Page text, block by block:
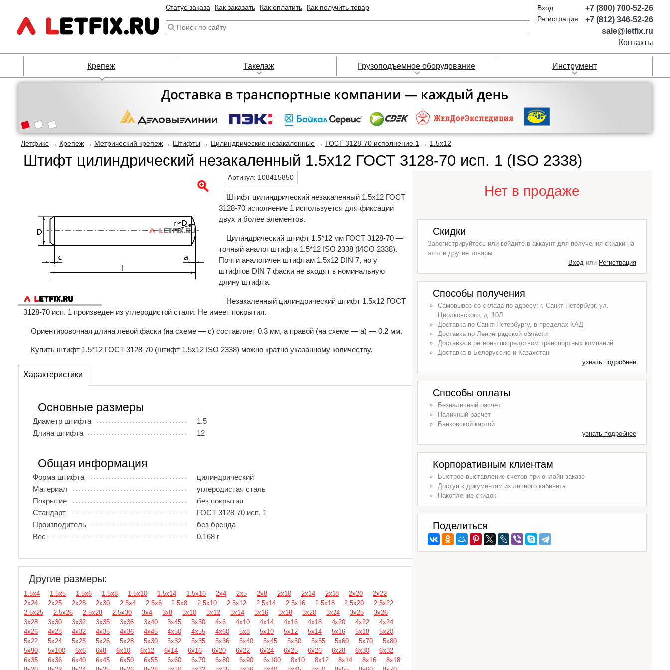
Статус заказа Как заказать Как оплатить Как получить товар
Вход
Регистрация
+7 (800) 700-52-26
+7 (812) 346-52-26
sale@letfix.ru
Контакты
Крепеж Такелаж Грузоподъемное оборудование Инструмент
Летфикс → Крепеж → Метрический крепеж → Штифты → Цилиндрические незакаленные → ГОСТ 3128-70 исполнение 1 → 1.5х12
Штифт цилиндрический незакаленный 1.5х12 ГОСТ 3128-70 исп. 1 (ISO 2338)
Артикул: 108415850
Штифт цилиндрический незакаленный 1.5х12 ГОСТ
3128-70 исполнение 1 используется для фиксации
двух и более элементов.
Цилиндрический штифт 1.5*12 мм ГОСТ 3128-70 —
точный аналог штифта 1.5*12 ISO 2338 (ИСО 2338).
Почти аналогичен штифтам 1.5х12 DIN 7, но у
штифтов DIN 7 фаски не входят в номинальную
длину штифта.
Незакаленный цилиндрический штифт 1.5х12 ГОСТ
3128-70 исп. 1 произведен из углеродистой стали. Не имеет покрытия.
Ориентировочная длина левой фаски (на схеме — c) составляет 0.3 мм, а правой (на схеме — a) — 0.2 мм.
Купить штифт 1.5*12 ГОСТ 3128-70 (штифт 1.5х12 ISO 2338) можно кратно указанному количеству.
Характеристики
Основные размеры
Диаметр штифта
1.5
Длина штифта
12
Общая информация
Форма штифта
цилиндрический
Материал
углеродистая сталь
Покрытие
без покрытия
Стандарт
ГОСТ 3128-70 исп. 1
Производитель
без бренда
Вес
0.168 г
Другие размеры:
1.5х4 1.5х5 1.5х6 1.5х8 1.5х10 1.5х14 1.5х16 2х4 2х5 2х8 2х10 2х14 2х18 2х20
2х22
2х24
2х25 2х28 2х30 2.5х4 2.5х6 2.5х8 2.5х10 2.5х12 2.5х14 2.5х16 2.5х18 2.5х20
2.5х22
2.5х25
2.5х26 2.5х28 2.5х30 3х4 3х8 3х10 3х12 3х14 3х16 3х18 3х20 3х24 3х25
3х26
3х28
3х30 3х32 3х35 3х36 3х40 3х45 3х50 4х6 4х10 4х14 4х16 4х18 4х20 4х22
4х24
4х26
4х28 4х32 4х35 4х36 4х45 4х50 4х55 4х60 5х8 5х10 5х12 5х14 5х16 5х18
5х20
5х22
5х24 5х25 5х26 5х28 5х30 5х32 5х35 5х36 5х40 5х45 5х50 5х55 5х60 5х70
5х80
5х90
5х100 6х6 6х8 6х10 6х12 6х14 6х16 6х20 6х22 6х24 6х25 6х26 6х28 6х30
6х32
6х35
6х36 6х40 6х45 6х50 6х55 6х60 6х70 6х80 6х90 6х100 8х10 8х12 8х14 8х16
8х18
Нет в продаже
Скидки
Зарегистрируйтесь или войдите в аккаунт для получения скидки на
этот и другие товары.
Вход или Регистрация
Способы получения
Самовывоз со склада по адресу: г. Санкт-Петербург, ул.
Циолковского, д. 10Л
Доставка по Санкт-Петербургу, в пределах КАД
Доставка по Ленинградской области
Доставка в регионы посредством транспортных компаний
Доставка в Белоруссию и Казахстан
узнать подробнее
Способы оплаты
Безналичный расчет
Наличный расчет
Банковской картой
узнать подробнее
Корпоративным клиентам
Быстрое выставление счетов при онлайн-заказе
Доступ к документам из личного кабинета
Накопление скидок
Поделиться